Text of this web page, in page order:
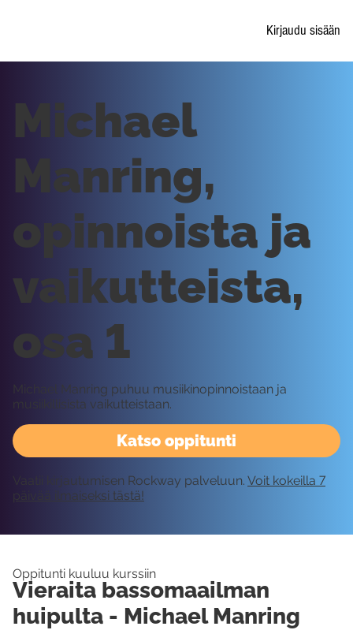
Kirjaudu sisään
Katso oppitunti
Michael
Manring,
opinnoista ja
vaikutteista,
osa 1
Michael Manring puhuu musiikinopinnoistaan ja
musiikillisista vaikutteistaan.
Vaatii kirjautumisen Rockway palveluun. Voit kokeilla 7
päivää ilmaiseksi tästä!
Oppitunti kuuluu kurssiin
Vieraita bassomaailman
huipulta - Michael Manring